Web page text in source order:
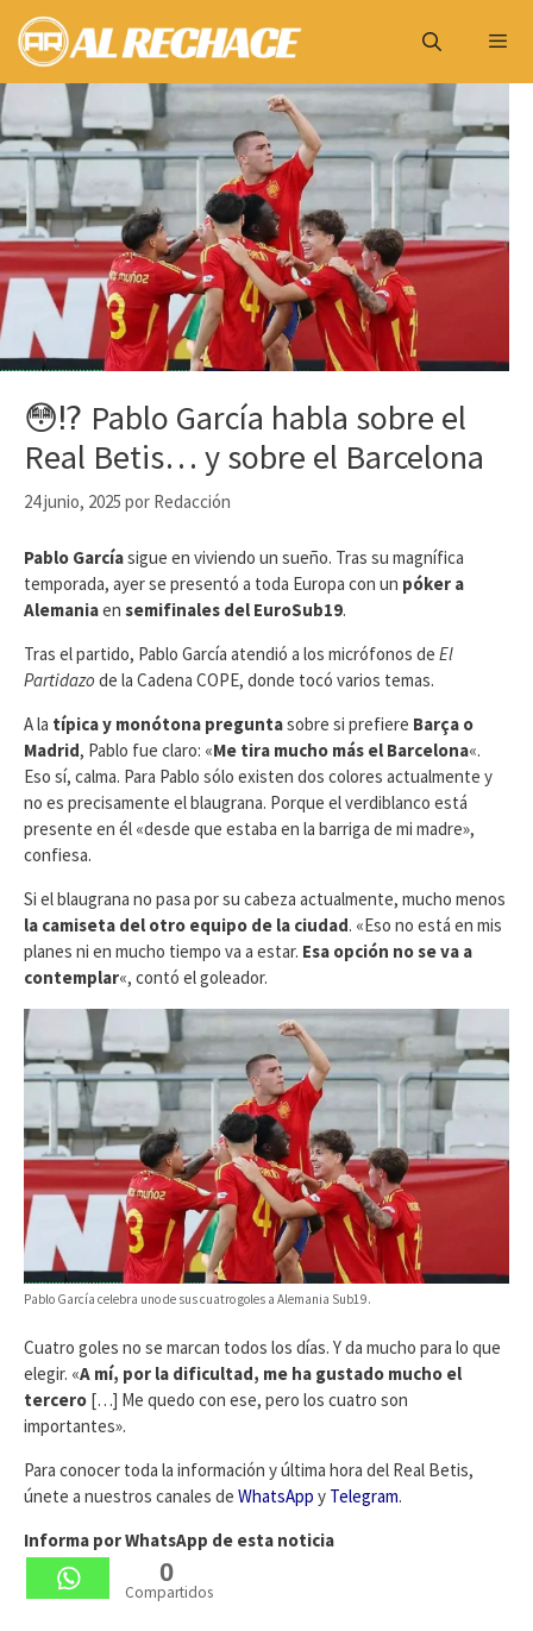
Saltar
contenido
Menú
😳⁉️ Pablo García habla sobre el
Real Betis… y sobre el Barcelona
24 junio, 2025 por Redacción
Pablo Garcíasigue en viviendo un sueño. Tras su magnífica
temporada, ayer se presentó a toda Europa con un póker a
Alemaniaen semifinales del EuroSub19.
Tras el partido, Pablo García atendió a los micrófonos de El
Partidazo de la Cadena COPE, donde tocó varios temas.
A la típica y monótona preguntasobre si prefiere Barça o
Madrid, Pablo fue claro: «Me tira mucho más el Barcelona«.
Eso sí, calma. Para Pablo sólo existen dos colores actualmente y
no es precisamente el blaugrana. Porque el verdiblanco está
presente en él «desde que estaba en la barriga de mi madre»,
confiesa.
Si el blaugrana no pasa por su cabeza actualmente, mucho menos
la camiseta del otro equipo de la ciudad. «Eso no está en mis
planes ni en mucho tiempo va a estar. Esa opción no se va a
contemplar«, contó el goleador.
Pablo García celebra uno de sus cuatro goles a Alemania Sub19.
Cuatro goles no se marcan todos los días. Y da mucho para lo que
elegir. «A mí, por la dificultad, me ha gustado mucho el
tercero […] Me quedo con ese, pero los cuatro son
importantes».
Para conocer toda la información y última hora del Real Betis,
únete a nuestros canales de WhatsApp y Telegram.
Informa por WhatsApp de esta noticia
0
Compartidos